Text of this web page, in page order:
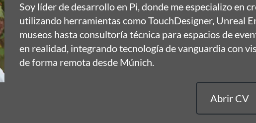
Soy líder de desarrollo en Pi, donde me especializo en
utilizando herramientas como TouchDesigner, Unreal
museos hasta consultoría técnica para espacios de
en realidad, integrando tecnología de vanguardia con
de forma remota desde Múnich.
Abrir CV